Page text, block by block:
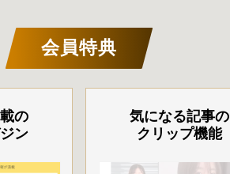
会員特典
の
ン
気になる記事の
クリップ機能